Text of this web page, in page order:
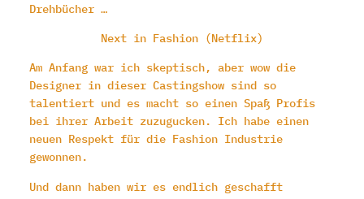
Drehbücher …
Next in Fashion (Netflix)
Am Anfang war ich skeptisch, aber wow die
Designer in dieser Castingshow sind so
talentiert und es macht so einen Spaß Profis
bei ihrer Arbeit zuzugucken. Ich habe einen
neuen Respekt für die Fashion Industrie
gewonnen.
Und dann haben wir es endlich geschafft